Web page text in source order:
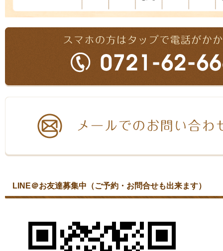
LINE＠お友達募集中（ご予約・お問合せも出来ます）